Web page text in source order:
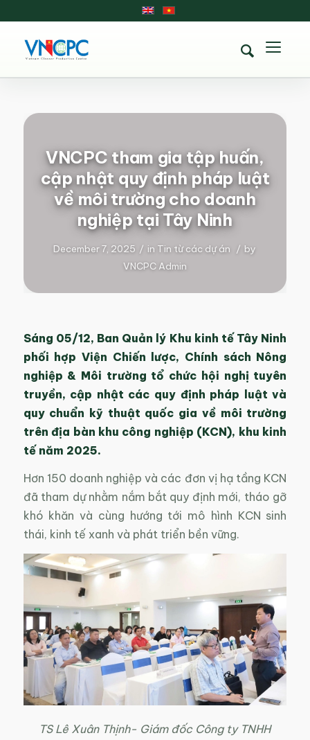
VNCPC tham gia tập huấn,
cập nhật quy định pháp luật
về môi trường cho doanh
nghiệp tại Tây Ninh
December 7, 2025 / in Tin từ các dự án / by
VNCPC Admin
Sáng 05/12, Ban Quản lý Khu kinh tế Tây Ninh
phối hợp Viện Chiến lược, Chính sách Nông
nghiệp & Môi trường tổ chức hội nghị tuyên
truyền, cập nhật các quy định pháp luật và
quy chuẩn kỹ thuật quốc gia về môi trường
trên địa bàn khu công nghiệp (KCN), khu kinh
tế năm 2025.
Hơn 150 doanh nghiệp và các đơn vị hạ tầng KCN
đã tham dự nhằm nắm bắt quy định mới, tháo gỡ
khó khăn và cùng hướng tới mô hình KCN sinh
thái, kinh tế xanh và phát triển bền vững.
TS Lê Xuân Thịnh- Giám đốc Công ty TNHH